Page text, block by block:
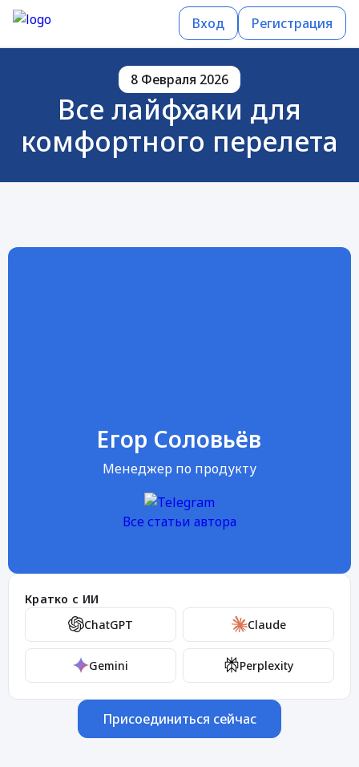
Вход Регистрация
8 Февраля 2026
Все лайфхаки для
комфортного перелета
Егор Соловьёв
Менеджер по продукту
Все статьи автора
Кратко с ИИ
ChatGPT
Claude
Gemini Perplexity
Присоединиться сейчас